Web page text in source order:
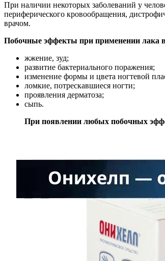
При наличии некоторых заболеваний у
периферического кровообращения,
врачом.
Побочные эффекты при применении лака
жжение, зуд;
развитие бактериального поражения;
изменение формы и цвета ногтевой
ломкие, потрескавшиеся ногти;
проявления дерматоза;
сыпь.
При появлении любых побочных